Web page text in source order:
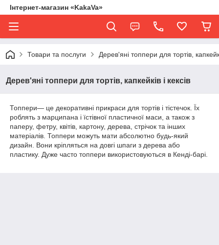
Інтернет-магазин «KakaVa»
Товари та послуги Дерев'яні топпери для тортів,
Дерев'яні топпери для тортів, капкейків і кексів
Топпери— це декоративні прикраси для тортів і тістечок. Їх
роблять з марципана і їстівної пластичної маси, а також з
паперу, фетру, квітів, картону, дерева, стрічок та інших
матеріалів. Топпери можуть мати абсолютно будь-який
дизайн. Вони кріпляться на довгі шпаги з дерева або
пластику. Дуже часто топпери використовуються в Кенді-барі.